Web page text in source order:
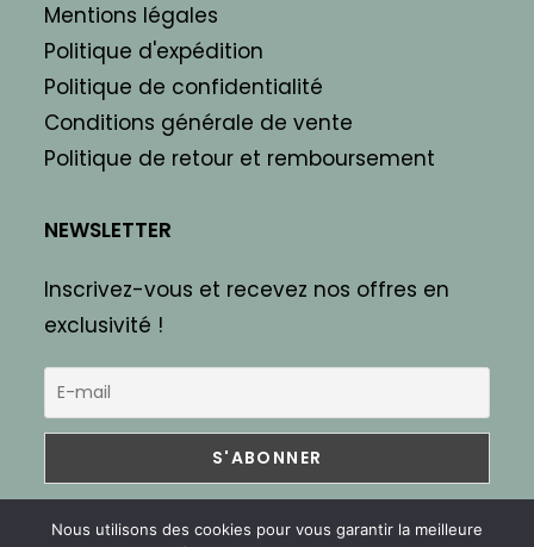
Mentions légales
Politique d'expédition
Politique de confidentialité
Conditions générale de vente
Politique de retour et remboursement
NEWSLETTER
Inscrivez-vous et recevez nos offres en
exclusivité !
Nous utilisons des cookies pour vous garantir la meilleure